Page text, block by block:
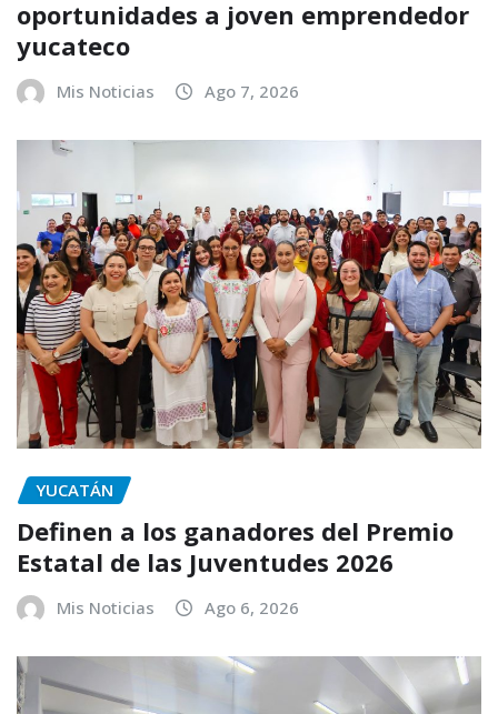
oportunidades a joven emprendedor
yucateco
Mis Noticias Ago 7, 2026
YUCATÁN
Definen a los ganadores del Premio
Estatal de las Juventudes 2026
Mis Noticias Ago 6, 2026